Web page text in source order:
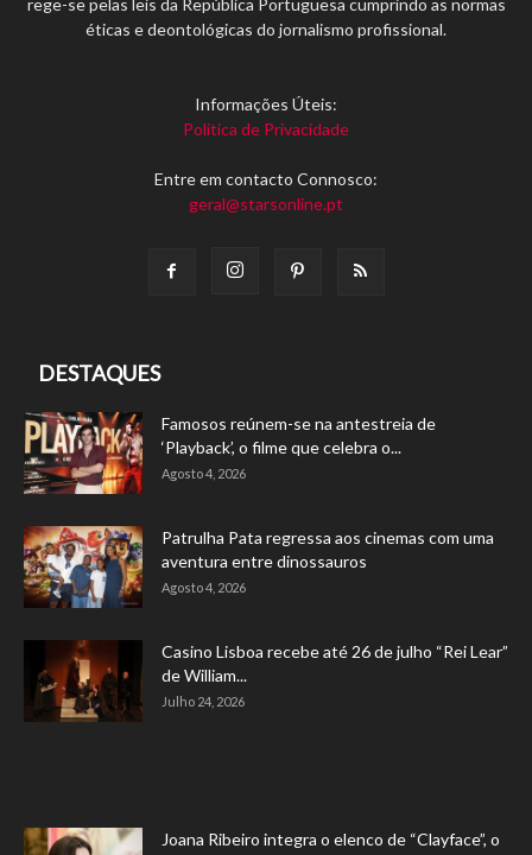
rege-se pelas leis da República Portuguesa cumprindo as normas
éticas e deontológicas do jornalismo profissional.
Informações Úteis:
Política de Privacidade
Entre em contacto Connosco:
geral@starsonline.pt
DESTAQUES
Famosos reúnem-se na antestreia de
‘Playback’, o filme que celebra o...
Agosto 4, 2026
Patrulha Pata regressa aos cinemas com uma
aventura entre dinossauros
Agosto 4, 2026
Casino Lisboa recebe até 26 de julho “Rei Lear”
de William...
Julho 24, 2026
Joana Ribeiro integra o elenco de “Clayface”, o